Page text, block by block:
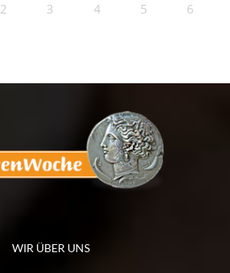
2 3 4 5 6
WIR ÜBER UNS